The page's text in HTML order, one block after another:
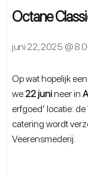
Octane
juni 22, 2025 @
Op wat hopelijk
we22 junineer in
erfgoed’ locatie:
catering wordt
Veerensmederij.